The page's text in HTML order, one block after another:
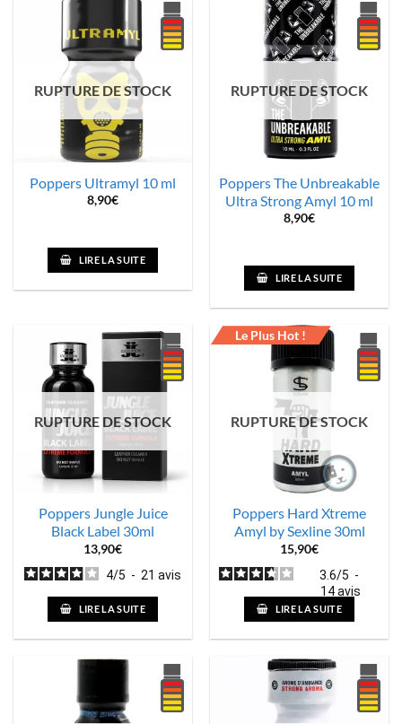
RUPTURE DE STOCK
Poppers Ultramyl 10 ml
8,90€
LIRE LA SUITE
RUPTURE DE STOCK
Poppers The Unbreakable
Ultra Strong Amyl 10 ml
8,90€
LIRE LA SUITE
RUPTURE DE STOCK
Poppers Jungle Juice
Black Label 30ml
13,90€
4/5 - 21 avis
LIRE LA SUITE
Le Plus Hot !
RUPTURE DE STOCK
Poppers Hard Xtreme
Amyl by Sexline 30ml
15,90€
3.6/5 -
14avis
LIRE LA SUITE